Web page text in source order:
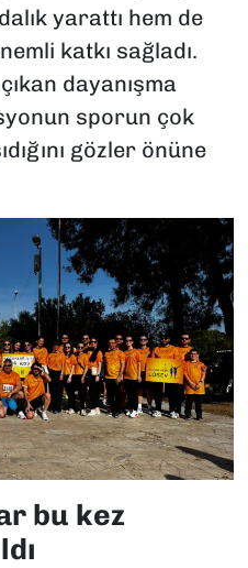
yarattı hem de
katkı sağladı.
dayanışma
sporun çok
gözler önüne
bu kez